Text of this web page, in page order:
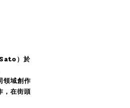
）於
領域創作
，在街頭